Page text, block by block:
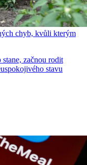
chyb, kvůli kterým
stane, začnou rodit
stavu